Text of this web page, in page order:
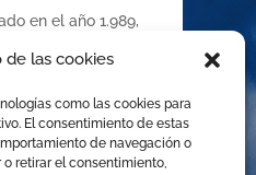
las cookies
como las cookies para
El consentimiento de estas
de navegación o
retirar el consentimiento,
en el año 1.989,
de Caracas,
Arbitraje
el arbitraje
de solución de